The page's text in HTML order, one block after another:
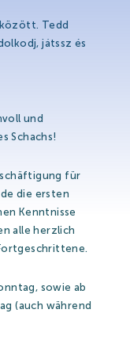
között. Tedd
játssz és
und
Schachs!
für
die ersten
Kenntnisse
alle herzlich
sowie ab
(auch während